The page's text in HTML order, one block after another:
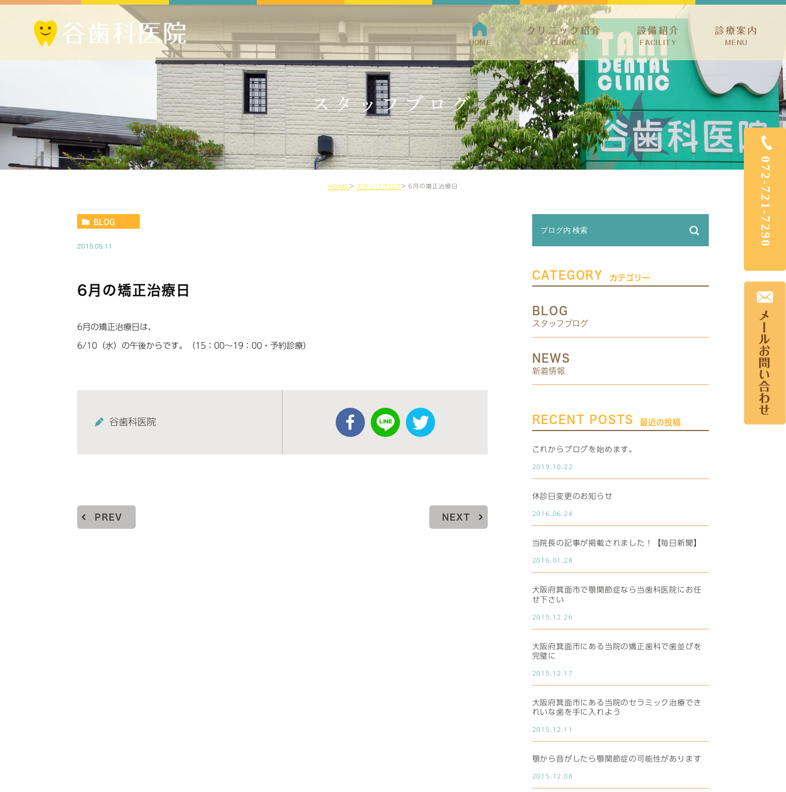
HOME
クリニック紹介
CLINIC
クリニック紹介
院長紹介
設備紹介
FACILITY
診療案内
MENU
予防治療・歯周病・小児歯科
根管治療・親知らず
ホワイトニング・審美治療
矯正歯科
スタッフブログ
HOME スタッフブログ 6月の矯正治療日
BLOG
2015.05.11
6月の矯正治療日
6月の矯正治療日は、
6/10（水）の午後からです。（15：00～19：00・予約診療）
谷歯科医院
PREV NEXT
CATEGORY カテゴリー
BLOG
スタッフブログ
NEWS
新着情報
RECENT POSTS 最近の投稿
これからブログを始めます。
2019.10.22
休診日変更のお知らせ
2016.06.24
当院長の記事が掲載されました！【毎日新聞】
2016.01.28
大阪府箕面市で顎関節症なら当歯科医院にお任
せ下さい
2015.12.26
大阪府箕面市にある当院の矯正歯科で歯並びを
完璧に
2015.12.17
大阪府箕面市にある当院のセラミック治療でき
れいな歯を手に入れよう
2015.12.11
顎から音がしたら顎関節症の可能性があります
2015.12.08